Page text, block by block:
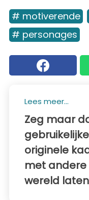
# motiverende
# personages
Lees meer...
Zeg maar
originele
met
wereld